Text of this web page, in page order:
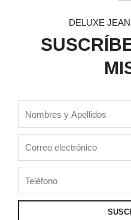
DELUXE
Apellidos